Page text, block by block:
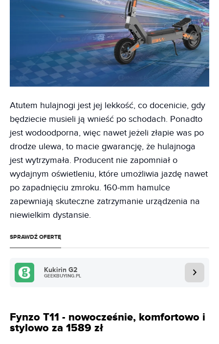
Atutem hulajnogi jest jej lekkość, co docenicie, gdy
będziecie musieli ją wnieść po schodach. Ponadto
jest wodoodporna, więc nawet jeżeli złapie was po
drodze ulewa, to macie gwarancję, że hulajnoga
jest wytrzymała. Producent nie zapomniał o
wydajnym oświetleniu, które umożliwia jazdę nawet
po zapadnięciu zmroku. 160-mm hamulce
zapewniają skuteczne zatrzymanie urządzenia na
niewielkim dystansie.
SPRAWDŹ OFERTĘ
Kukirin G2
GEEKBUYING.PL
Fynzo T11 - nowocześnie, komfortowo i
stylowo za 1589 zł